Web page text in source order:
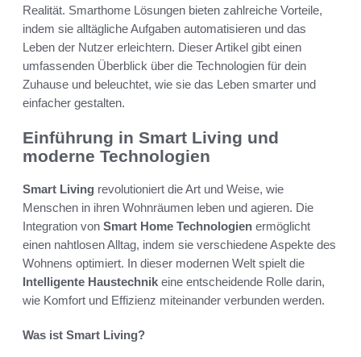
Realität. Smarthome Lösungen bieten zahlreiche Vorteile,
indem sie alltägliche Aufgaben automatisieren und das
Leben der Nutzer erleichtern. Dieser Artikel gibt einen
umfassenden Überblick über die Technologien für dein
Zuhause und beleuchtet, wie sie das Leben smarter und
einfacher gestalten.
Einführung in Smart Living und
moderne Technologien
Smart Living revolutioniert die Art und Weise, wie
Menschen in ihren Wohnräumen leben und agieren. Die
Integration von Smart Home Technologien ermöglicht
einen nahtlosen Alltag, indem sie verschiedene Aspekte des
Wohnens optimiert. In dieser modernen Welt spielt die
Intelligente Haustechnik eine entscheidende Rolle darin,
wie Komfort und Effizienz miteinander verbunden werden.
Was ist Smart Living?